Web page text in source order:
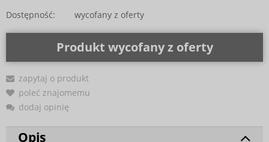
Dostępność: wycofany z oferty
Produkt wycofany z oferty
zapytaj o produkt
poleć znajomemu
dodaj opinię
Opis